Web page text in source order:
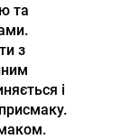
та
з
і